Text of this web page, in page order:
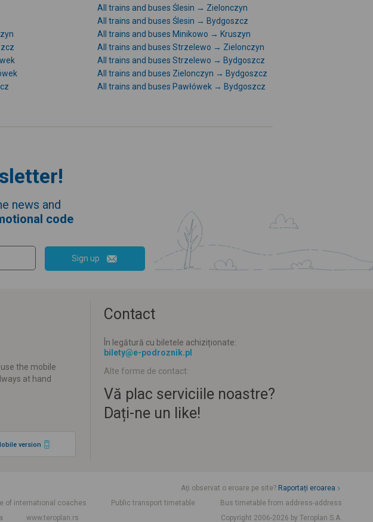
All trains and buses Ślesin → Zielonczyn
All trains and buses Ślesin → Bydgoszcz
All trains and buses Minikowo → Kruszyn
All trains and buses Strzelewo → Zielonczyn
All trains and buses Strzelewo → Bydgoszcz
All trains and buses Zielonczyn → Bydgoszcz
All trains and buses Pawłówek → Bydgoszcz
news and
code
Sign up
the mobile
at hand
version
Contact
În legătură cu biletele achiziționate:
bilety@e-podroznik.pl
Alte forme de contact:
Vă plac serviciile noastre?
Dați-ne un like!
Ați observat o eroare pe site? Raportați eroarea
of international coaches Public transport timetable
Bus timetable from address-address
www.teroplan.rs Copyright 2006-2026 by Teroplan S.A.